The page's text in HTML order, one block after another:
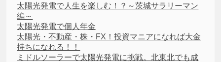
太陽光発電で人生を楽しむ！？～茨城サラリーマン
編～
太陽光発電で個人年金
太陽光・不動産・株・FX！投資マニアになれば大金
持ちになれる！！
ミドルソーラーで太陽光発電に挑戦。北東北でも成